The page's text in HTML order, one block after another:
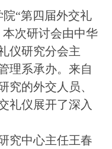
院“第四届外交礼
次研讨会由中华
仪研究分会主
理系承办。来自
究的外交人员、
礼仪展开了深入
究中心主任王春